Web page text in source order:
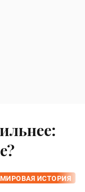
МИРОВАЯ ИСТОРИЯ